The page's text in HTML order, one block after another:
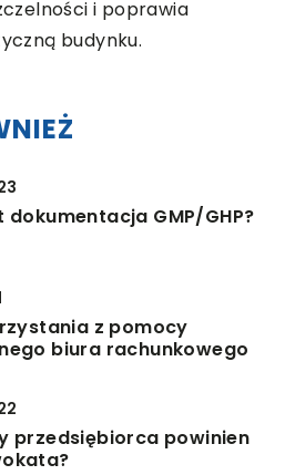
i poprawia
budynku.
dokumentacja GMP/GHP?
z pomocy
biura rachunkowego
przedsiębiorca powinien